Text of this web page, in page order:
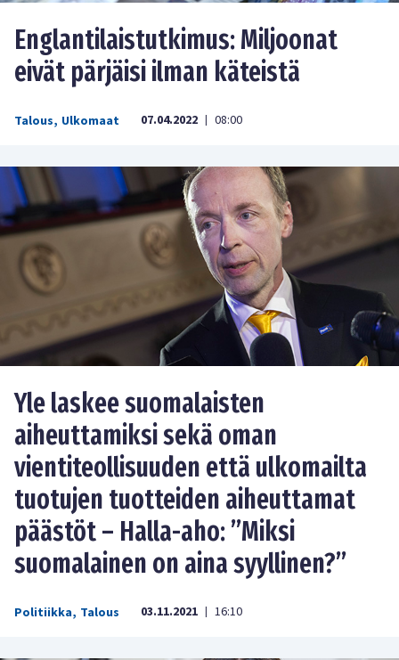
Englantilaistutkimus: Miljoonat
eivät pärjäisi ilman käteistä
Talous, Ulkomaat 07.04.2022 | 08:00
Yle laskee suomalaisten
aiheuttamiksi sekä oman
vientiteollisuuden että ulkomailta
tuotujen tuotteiden aiheuttamat
päästöt – Halla-aho: ”Miksi
suomalainen on aina syyllinen?”
Politiikka, Talous 03.11.2021 | 16:10